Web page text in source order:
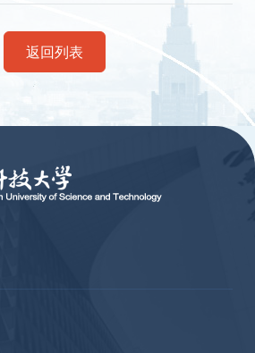
返回列表